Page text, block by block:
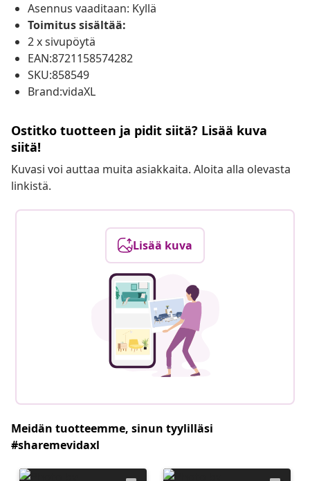
Asennus vaaditaan: Kyllä
Toimitus sisältää:
2 x sivupöytä
EAN:8721158574282
SKU:858549
Brand:vidaXL
Ostitko tuotteen ja pidit siitä? Lisää kuva
siitä!
Kuvasi voi auttaa muita asiakkaita. Aloita alla olevasta
linkistä.
Lisää kuva
Meidän tuotteemme, sinun tyylilläsi
#sharemevidaxl